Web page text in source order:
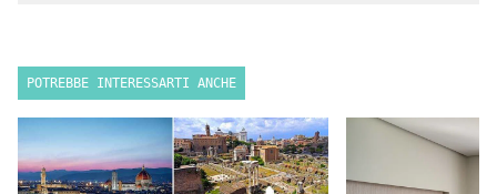
POTREBBE INTERESSARTI ANCHE